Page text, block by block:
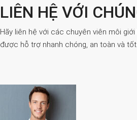
LIÊN HỆ VỚI
Hãy liên hệ với các chuyên viên môi
được hỗ trợ nhanh chóng, an toàn và